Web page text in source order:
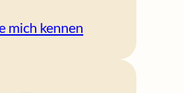
mich kennen